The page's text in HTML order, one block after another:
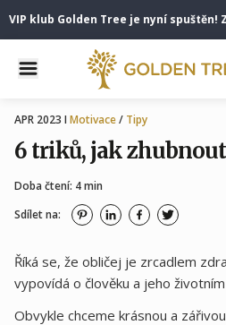
klub Golden Tree je nyní spuštěn!
APR 2023 IMotivace/ Tipy
6 triků, jak
Doba čtení: 4 min
Sdílet na:
Říká se, že obličej je zrcadlem
vypovídá o člověku a jeho
Obvykle chceme krásnou a